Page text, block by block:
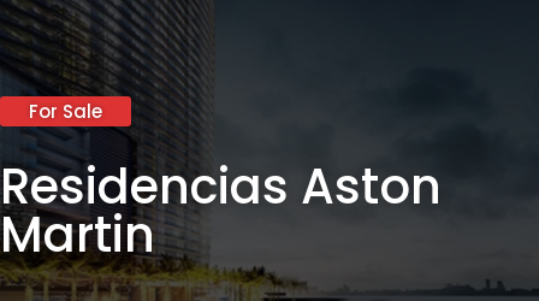
For Sale
Residencias Aston
Martin